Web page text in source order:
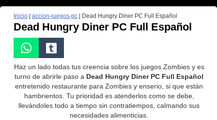
Inicio| accion-juegos-pc| Dead Hungry Diner PC Full Español
Dead Hungry Diner PC Full Español
Haz un lado todas tus creencia sobre los juegos Zombies y es
turno de abrirle paso a Dead Hungry Diner PC Full Español
entretenido restaurante para Zombies y enserio, si que están
hambrientos. Tu prioridad es atenderlos como se debe,
llevándoles todo a tiempo sin contratiempos, calmando sus
necesidades alimenticias.